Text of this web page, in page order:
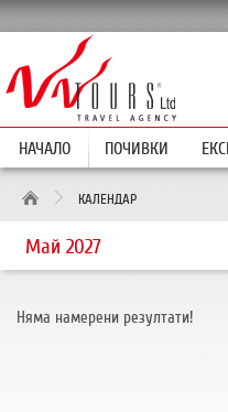
НАЧАЛО ПОЧИВКИ
КАЛЕНДАР
Май 2027
Няма намерени резултати!